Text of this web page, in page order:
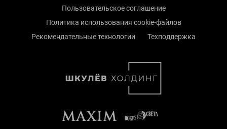
Пользовательское соглашение
Политика использования cookie-файлов
Рекомендательные технологии
Техподдержка